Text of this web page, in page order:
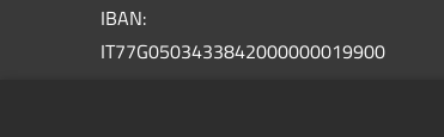
IBAN:
IT77G0503433842000000019900